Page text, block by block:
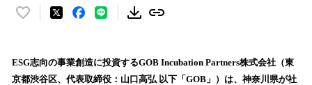
い
！
数
ESG志向の事業創造に投資するGOB Incubation Partners株式会社（東
京都渋谷区、代表取締役：山口高弘 以下「GOB」）は、神奈川県が社